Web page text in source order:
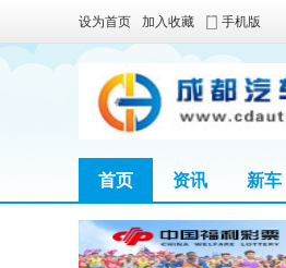
设为首页 加入收藏 手机版
首页 资讯 新车